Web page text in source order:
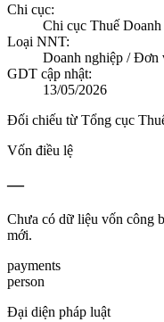
Chi cục:
Chi cục Thuế
Loại NNT:
Doanh nghiệp / Đơn
GDT cập nhật:
13/05/2026
Đối chiếu từ Tổng cục
Vốn điều lệ
—
Chưa có dữ liệu vốn công
mới.
payments
person
Đại diện pháp luật